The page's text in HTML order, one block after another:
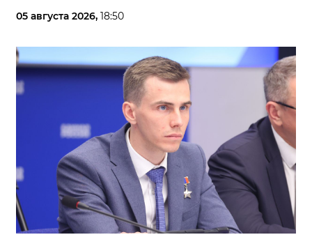
05 августа 2026, 18:50